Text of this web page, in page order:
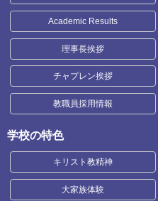
Academic Results
理事長挨拶
チャプレン挨拶
教職員採用情報
学校の特色
キリスト教精神
大家族体験